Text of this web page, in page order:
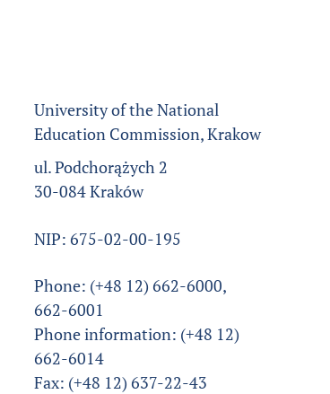
University of the National
Education Commission, Krakow
ul. Podchorążych 2
30-084 Kraków
NIP: 675-02-00-195
Phone: (+48 12) 662-6000,
662-6001
Phone information: (+48 12)
662-6014
Fax: (+48 12) 637-22-43